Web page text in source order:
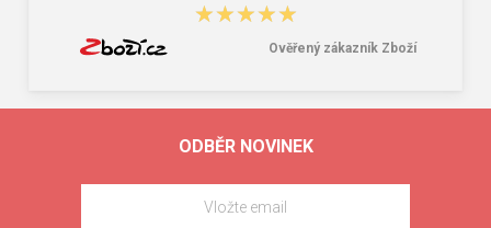
★★★★★
★★★★★
Ověřený zákazník Zboží
ODBĚR NOVINEK